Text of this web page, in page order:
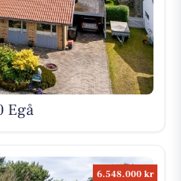
Egå
6.548.000 kr